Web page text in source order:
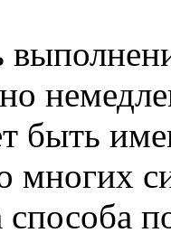
быть
многих
способа